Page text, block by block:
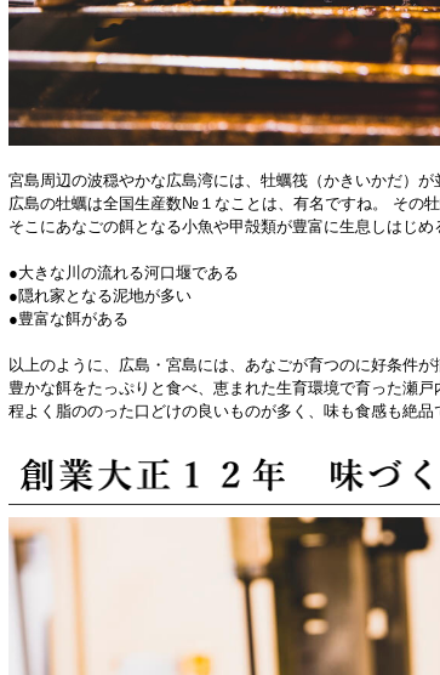
宮島周辺の波穏やかな広島湾には、牡蠣筏（かきいかだ）が
広島の牡蠣は全国生産数№１なことは、有名ですね。 その
そこにあなごの餌となる小魚や甲殻類が豊富に生息しはじ
●大きな川の流れる河口堰である
●隠れ家となる泥地が多い
●豊富な餌がある
以上のように、広島・宮島には、あなごが育つのに好条件が
豊かな餌をたっぷりと食べ、恵まれた生育環境で育った瀬戸
程よく脂ののった口どけの良いものが多く、味も食感も絶品